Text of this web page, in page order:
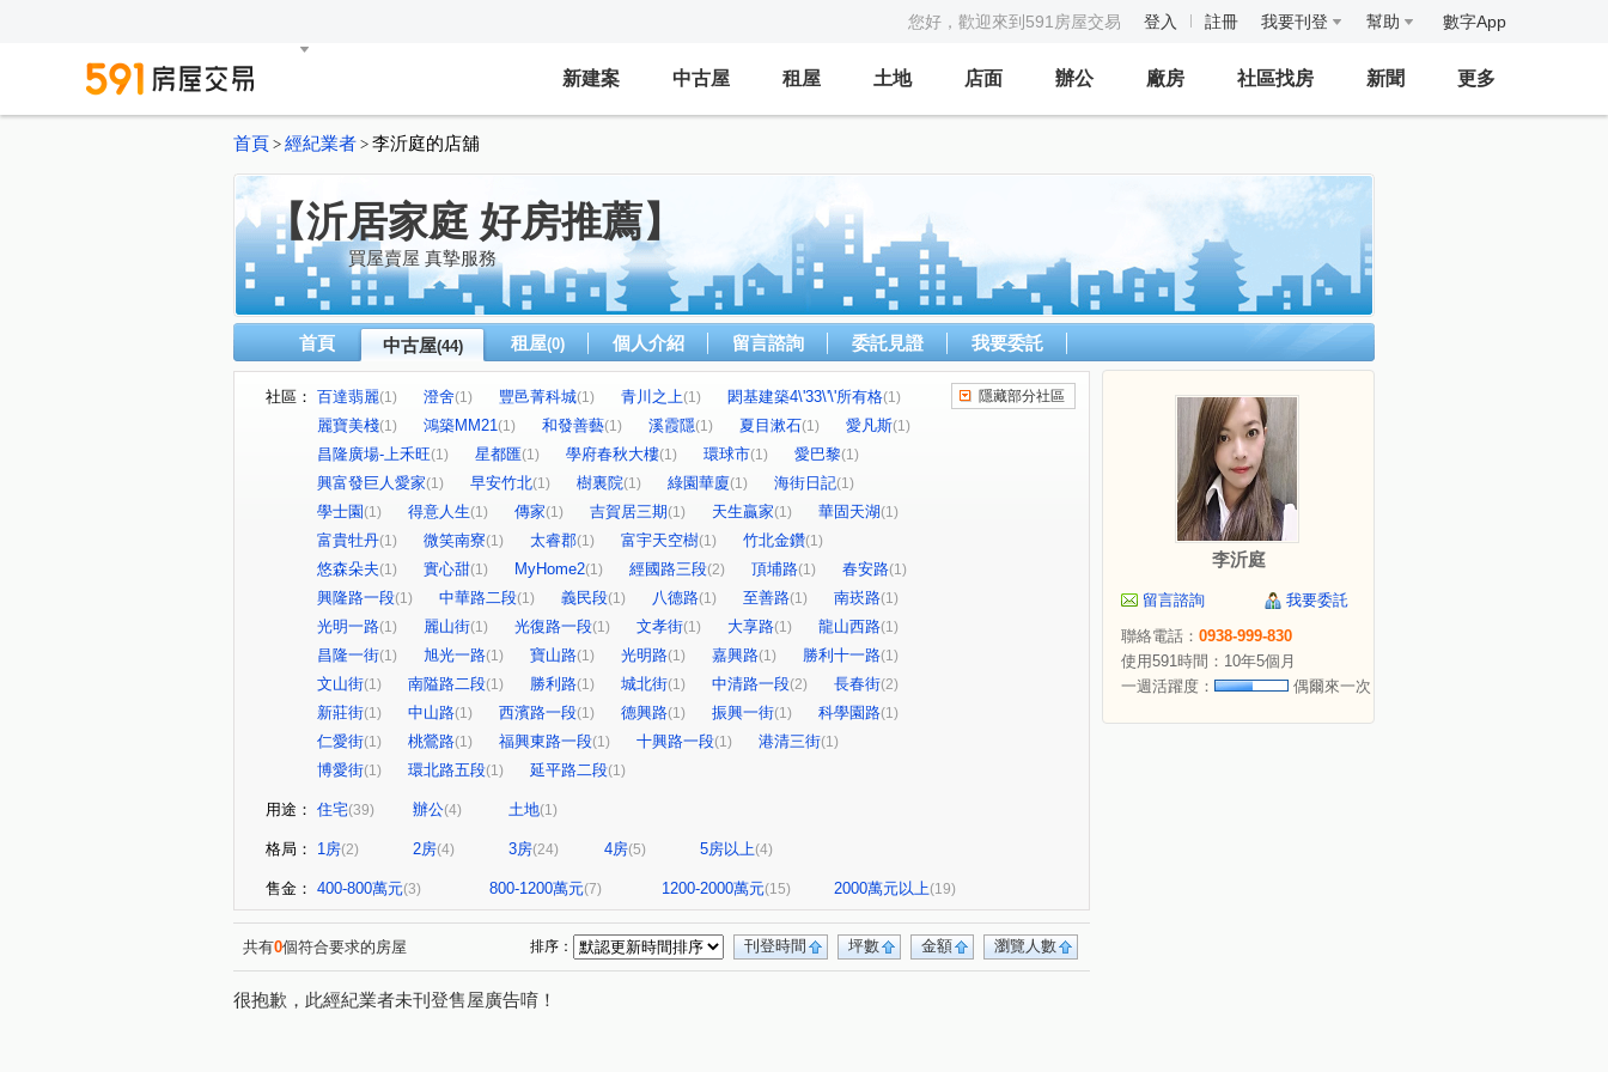
您好，歡迎來到591房屋交易 登入 註冊 我要刊登 幫助 數字App
新建案 中古屋 租屋 土地 店面 辦公 廠房 社區找房 新聞 更多
首頁 > 經紀業者 > 李沂庭的店舖
【沂居家庭 好房推薦】
買屋賣屋 真摯服務
首頁 中古屋(44) 租屋(0) 個人介紹 留言諮詢 委託見證 我要委託
社區： 百達翡麗(1) 澄舍(1) 豐邑菁科城(1) 青川之上(1) 閎基建築4\'33\'\'所有格(1)
麗寶美棧(1) 鴻築MM21(1) 和發善藝(1) 溪霞隱(1) 夏目漱石(1) 愛凡斯(1)
昌隆廣場-上禾旺(1) 星都匯(1) 學府春秋大樓(1) 環球市(1) 愛巴黎(1)
興富發巨人愛家(1) 早安竹北(1) 樹裏院(1) 綠園華廈(1) 海街日記(1)
學士園 (1) 得意人生(1) 傳家(1) 吉賀居三期(1) 天生贏家(1) 華固天湖(1)
富貴牡丹(1) 微笑南寮(1) 太睿郡(1) 富宇天空樹(1) 竹北金鑽(1)
悠森朵夫(1) 實心甜(1) MyHome2(1) 經國路三段(2) 頂埔路(1) 春安路(1)
興隆路一段(1) 中華路二段(1) 義民段(1) 八德路(1) 至善路(1) 南崁路(1)
光明一路(1) 麗山街(1) 光復路一段(1) 文孝街(1) 大享路(1) 龍山西路(1)
昌隆一街(1) 旭光一路(1) 寶山路(1) 光明路(1) 嘉興路(1) 勝利十一路(1)
文山街(1) 南隘路二段(1) 勝利路(1) 城北街(1) 中清路一段(2) 長春街(2)
新莊街(1) 中山路(1) 西濱路一段(1) 德興路(1) 振興一街(1) 科學園路(1)
仁愛街(1) 桃鶯路(1) 福興東路一段(1) 十興路一段(1) 港清三街(1)
博愛街(1) 環北路五段(1) 延平路二段(1)
隱藏部分社區
用途： 住宅(39) 辦公(4) 土地(1)
格局： 1房(2) 2房(4) 3房(24) 4房(5) 5房以上(4)
售金： 400-800萬元(3) 800-1200萬元(7) 1200-2000萬元(15) 2000萬元以上(19)
共有0個符合要求的房屋 瀏覽人數
金額
坪數
刊登時間
排序：
很抱歉，此經紀業者未刊登售屋廣告唷！
李沂庭
留言諮詢
我要委託
聯絡電話： 0938-999-830
使用591時間：10年5個月
一週活躍度：
偶爾來一次